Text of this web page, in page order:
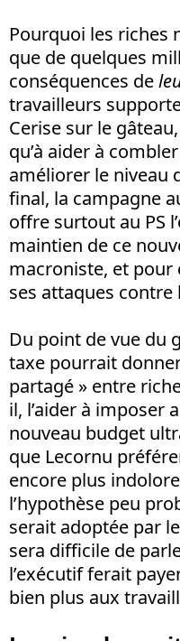
Pourquoi les riches
que de quelques
conséquences de
travailleurs
Cerise sur le
qu’à aider à
améliorer le niveau
final, la campagne
offre surtout au PS
maintien de ce
macroniste, et pour
ses attaques contre
Du point de vue du
taxe pourrait
partagé » entre
il, l’aider à imposer
nouveau budget
que Lecornu
encore plus
l’hypothèse peu
serait adoptée par
sera difficile de
l’exécutif ferait
bien plus aux